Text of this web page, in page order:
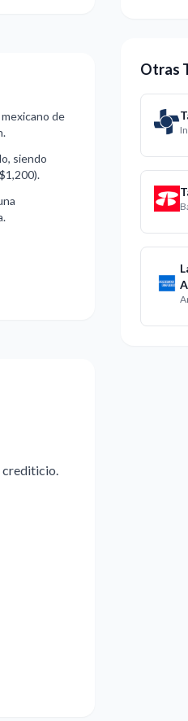
de
siendo
crediticio.
Otras